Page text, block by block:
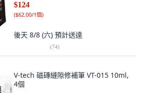
$124
($62.00/1個)
後天 8/8 (六) 預計送達
(74)
V-tech 磁磚縫隙修補筆 VT-015 10ml,
4個